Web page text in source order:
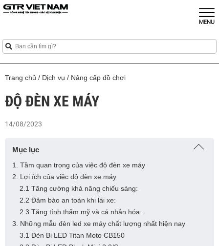
Trang chủ / Dịch vụ / Nâng cấp đồ chơi
ĐỘ ĐÈN XE MÁY
14/08/2023
Mục lục
1. Tầm quan trọng của việc độ đèn xe máy
2. Lợi ích của việc độ đèn xe máy
2.1 Tăng cường khả năng chiếu sáng:
2.2 Đảm bảo an toàn khi lái xe:
2.3 Tăng tính thẩm mỹ và cá nhân hóa:
3. Những mẫu đèn led xe máy chất lượng nhất hiện nay
3.1 Đèn Bi LED Titan Moto CB150